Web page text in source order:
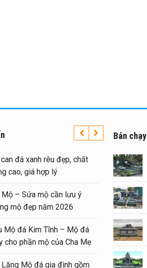
Lan can đá xanh rêu đẹp, chất
lượng cao, giá hợp lý
Xây Mộ – Sửa mộ cần lưu ý
hướng mộ đẹp năm 2026
Mẫu Mộ đá Kim Tĩnh – Mộ đá
quây cho phần mộ của Cha Mẹ
Khu Lăng Mộ đá gia đình gồm
Bán chạy